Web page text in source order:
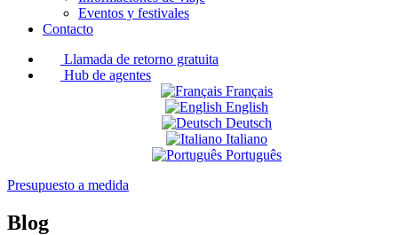
Eventos y festivales
Contacto
Llamada de retorno gratuita
Hub de agentes
Français
English
Deutsch
Italiano
Português
Presupuesto a medida
Blog